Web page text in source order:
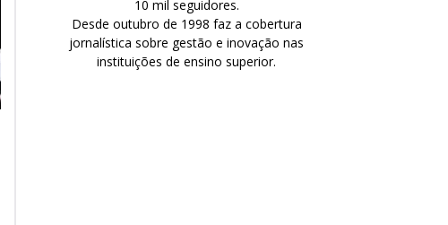
10 mil seguidores.
Desde outubro de 1998 faz a cobertura
jornalística sobre gestão e inovação nas
instituições de ensino superior.